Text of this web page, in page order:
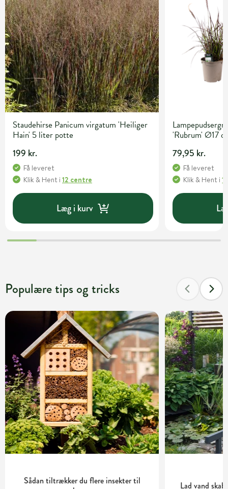
Staudehirse Panicum virgatum 'Heiliger
Hain' 5 liter potte
199 kr.
Få leveret
Klik & Hent i 12 centre
Læg i kurv
'Rubrum' Ø17
79,95 kr.
Få leveret
Klik & Hent i
Populære tips og tricks
Sådan tiltrækker du flere insekter til
Lad vand